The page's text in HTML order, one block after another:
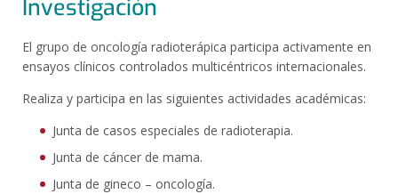
Investigación
El grupo de oncología radioterápica participa activamente en
ensayos clínicos controlados multicéntricos internacionales.
Realiza y participa en las siguientes actividades académicas:
Junta de casos especiales de radioterapia.
Junta de cáncer de mama.
Junta de gineco – oncología.